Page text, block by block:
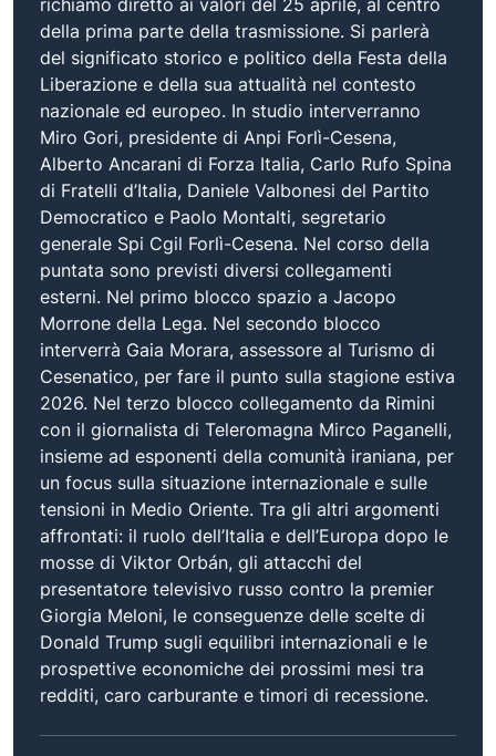
della prima parte della trasmissione. Si parlerà
del significato storico e politico della Festa della
Liberazione e della sua attualità nel contesto
nazionale ed europeo. In studio interverranno
Miro Gori, presidente di Anpi Forlì-Cesena,
Alberto Ancarani di Forza Italia, Carlo Rufo Spina
di Fratelli d’Italia, Daniele Valbonesi del Partito
Democratico e Paolo Montalti, segretario
generale Spi Cgil Forlì-Cesena. Nel corso della
puntata sono previsti diversi collegamenti
esterni. Nel primo blocco spazio a Jacopo
Morrone della Lega. Nel secondo blocco
interverrà Gaia Morara, assessore al Turismo di
Cesenatico, per fare il punto sulla stagione estiva
2026. Nel terzo blocco collegamento da Rimini
con il giornalista di Teleromagna Mirco Paganelli,
insieme ad esponenti della comunità iraniana, per
un focus sulla situazione internazionale e sulle
tensioni in Medio Oriente. Tra gli altri argomenti
affrontati: il ruolo dell’Italia e dell’Europa dopo le
mosse di Viktor Orbán, gli attacchi del
presentatore televisivo russo contro la premier
Giorgia Meloni, le conseguenze delle scelte di
Donald Trump sugli equilibri internazionali e le
prospettive economiche dei prossimi mesi tra
redditi, caro carburante e timori di recessione.